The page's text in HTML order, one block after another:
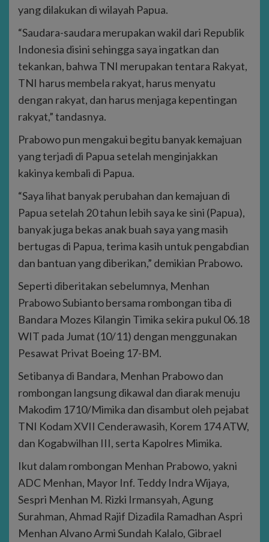
yang dilakukan di wilayah Papua.
“Saudara-saudara merupakan wakil dari Republik
Indonesia disini sehingga saya ingatkan dan
tekankan, bahwa TNI merupakan tentara Rakyat,
TNI harus membela rakyat, harus menyatu
dengan rakyat, dan harus menjaga kepentingan
rakyat,” tandasnya.
Prabowo pun mengakui begitu banyak kemajuan
yang terjadi di Papua setelah menginjakkan
kakinya kembali di Papua.
“Saya lihat banyak perubahan dan kemajuan di
Papua setelah 20 tahun lebih saya ke sini (Papua),
banyak juga bekas anak buah saya yang masih
bertugas di Papua, terima kasih untuk pengabdian
dan bantuan yang diberikan,” demikian Prabowo.
Seperti diberitakan sebelumnya, Menhan
Prabowo Subianto bersama rombongan tiba di
Bandara Mozes Kilangin Timika sekira pukul 06.18
WIT pada Jumat (10/11) dengan menggunakan
Pesawat Privat Boeing 17-BM.
Setibanya di Bandara, Menhan Prabowo dan
rombongan langsung dikawal dan diarak menuju
Makodim 1710/Mimika dan disambut oleh pejabat
TNI Kodam XVII Cenderawasih, Korem 174 ATW,
dan Kogabwilhan III, serta Kapolres Mimika.
Ikut dalam rombongan Menhan Prabowo, yakni
ADC Menhan, Mayor Inf. Teddy Indra Wijaya,
Sespri Menhan M. Rizki Irmansyah, Agung
Surahman, Ahmad Rajif Dizadila Ramadhan Aspri
Menhan Alvano Armi Sundah Kalalo, Gibrael